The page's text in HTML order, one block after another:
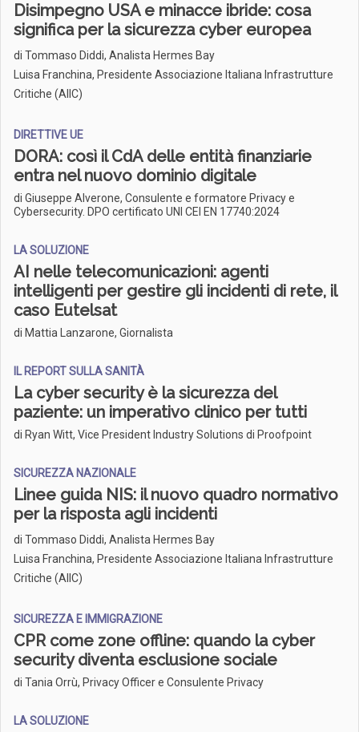
Disimpegno USA e minacce ibride: cosa
significa per la sicurezza cyber europea
di Tommaso Diddi, Analista Hermes Bay
Luisa Franchina, Presidente Associazione Italiana Infrastrutture
Critiche (AIIC)
DIRETTIVE UE
DORA: così il CdA delle entità finanziarie
entra nel nuovo dominio digitale
di Giuseppe Alverone, Consulente e formatore Privacy e
Cybersecurity. DPO certificato UNI CEI EN 17740:2024
LA SOLUZIONE
AI nelle telecomunicazioni: agenti
intelligenti per gestire gli incidenti di rete, il
caso Eutelsat
di Mattia Lanzarone, Giornalista
IL REPORT SULLA SANITÀ
La cyber security è la sicurezza del
paziente: un imperativo clinico per tutti
di Ryan Witt, Vice President Industry Solutions di Proofpoint
SICUREZZA NAZIONALE
Linee guida NIS: il nuovo quadro normativo
per la risposta agli incidenti
di Tommaso Diddi, Analista Hermes Bay
Luisa Franchina, Presidente Associazione Italiana Infrastrutture
Critiche (AIIC)
SICUREZZA E IMMIGRAZIONE
CPR come zone offline: quando la cyber
security diventa esclusione sociale
di Tania Orrù, Privacy Officer e Consulente Privacy
LA SOLUZIONE